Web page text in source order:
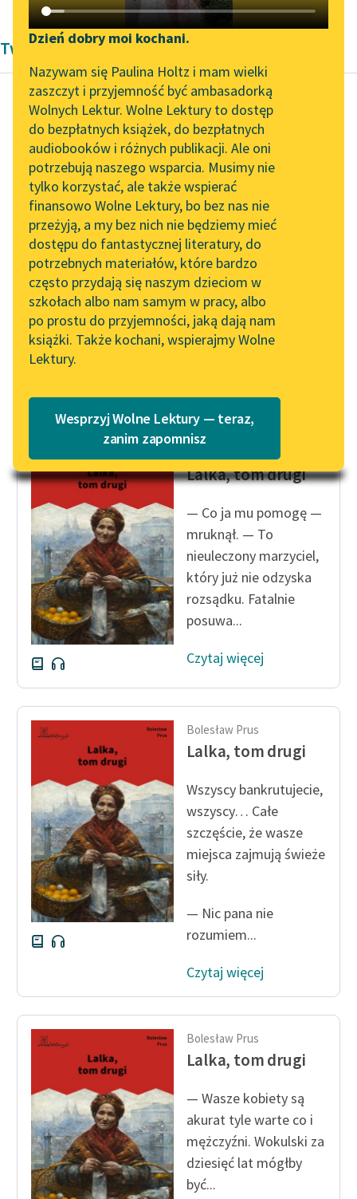
Katalog DAISY
Podkasty o książkach
Zgłoś brak utworu
Aktualności
Zapraszamy na spotkanie
online z tłumaczkami
literatury skandynawskiej
Spotkanie z Katarzyną
Tunkiel w Oslo
Wolne Lektury na 32.
Pol’and’Rock Festivalu
„Kochanek Lady
Chatterley” do słuchania
na Wolnych Lekturach
Nowy audiobook –
„Marzenie o Oriencie”
Lektury szkolne i klasyka
literatury do słuchania dla
uczennic i uczniów z
niepełnosprawnościami
E-kolekcja lektur
szkolnych i literatury do
słuchania dla uczennic i
uczniów z
niepełnosprawnościami
Feministyczne inspiracje.
Popularyzacja
skandynawskiej literatury
feministycznej
Ręce pełne poezji
Kolekcje edukacyjne
twórców przechodzących
do domeny publicznej,
lektur szkolnych oraz
Starego Testamentu
Odkurzamy bohaterów
Szkoła Poezji Wolnych
Narzędzia
Mapa Wolnych Lektur
Leśmianator
Przewodnik dla piszących i
czytających
API
OAI-PMH
Widget Wolnych Lektur
Przypisy
Katalog w formacie PDF
O nas
Kontakt
O projekcie
Zespół
Zasady wykorzystania
Wolnych Lektur
Logotypy
Dzień dobry moi kochani.
Nazywam się Paulina Holtz i mam wielki
zaszczyt i przyjemność być ambasadorką
Wolnych Lektur. Wolne Lektury to dostęp
do bezpłatnych książek, do bezpłatnych
audiobooków i różnych publikacji. Ale oni
potrzebują naszego wsparcia. Musimy nie
tylko korzystać, ale także wspierać
finansowo Wolne Lektury, bo bez nas nie
przeżyją, a my bez nich nie będziemy mieć
dostępu do fantastycznej literatury, do
potrzebnych materiałów, które bardzo
często przydają się naszym dzieciom w
szkołach albo nam samym w pracy, albo
po prostu do przyjemności, jaką dają nam
książki. Także kochani, wspierajmy Wolne
Lektury.
Wesprzyj Wolne Lektury — teraz,
zanim zapomnisz
Twórczość Bolesław Prus
Bolesław Prus
Lalka, tom drugi
Skądże jesteście,
obywatelu?
— Z Warszawy.
—Ah, ca!… Piękny
kraj… bogaty kraj…
Naprzód, Lizetka!…
Więc pan...
Lalka, tom drugi
— Co ja mu pomogę —
mruknął. — To
nieuleczony marzyciel,
który już nie odzyska
rozsądku. Fatalnie
posuwa...
Czytaj więcej
Bolesław Prus
Lalka, tom drugi
Wszyscy bankrutujecie,
wszyscy… Całe
szczęście, że wasze
miejsca zajmują świeże
siły.
— Nic pana nie
rozumiem...
Czytaj więcej
Bolesław Prus
Lalka, tom drugi
— Wasze kobiety są
akurat tyle warte co i
mężczyźni. Wokulski za
dziesięć lat mógłby
być...